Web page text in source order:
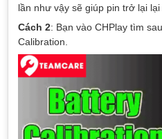
lần như vậy sẽ giúp pin trở lại
Cách 2: Bạn vào CHPlay tìm
Calibration.